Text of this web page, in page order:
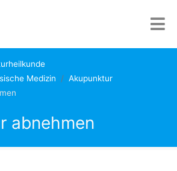
Medizin
Akupunktur
abnehmen